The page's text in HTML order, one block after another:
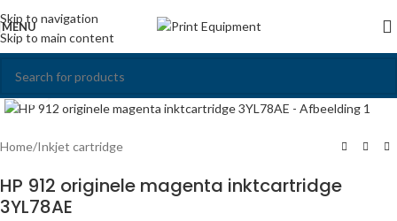
Skip to navigation
Skip to main content
MENU
Click to enlarge
Home/Inkjet cartridge
HP 912 originele magenta inktcartridge
3YL78AE